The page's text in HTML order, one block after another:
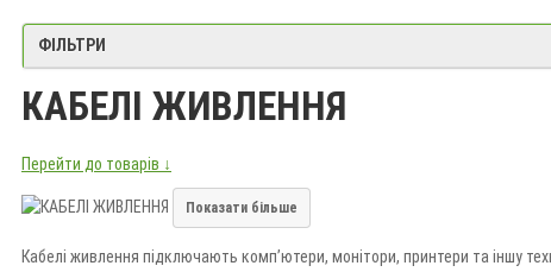
ФІЛЬТРИ
КАБЕЛІ ЖИВЛЕННЯ
Перейти до товарів ↓
Показати більше
Кабелі живлення підключають комп’ютери, монітори, принтери та іншу